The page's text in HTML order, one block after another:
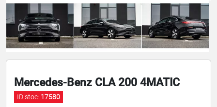
Mercedes-Benz CLA 200 4MATIC
ID stoc: 17580